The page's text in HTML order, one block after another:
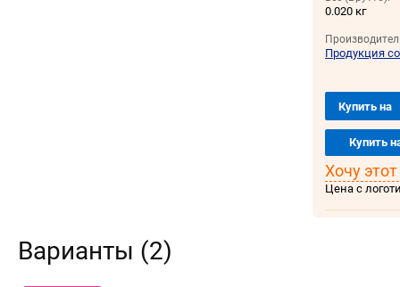
0.020 кг
Продукция
Купить на
Купить
Хочу
Цена с
Варианты (2)